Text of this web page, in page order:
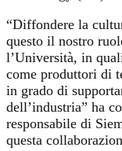
“Diffondere la
questo il nostro
l’Università, in
come produttori di
in grado di
dell’industria” ha
responsabile di
questa